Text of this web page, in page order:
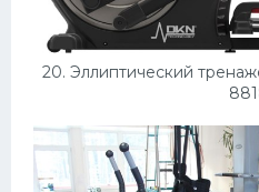
20. Эллиптический